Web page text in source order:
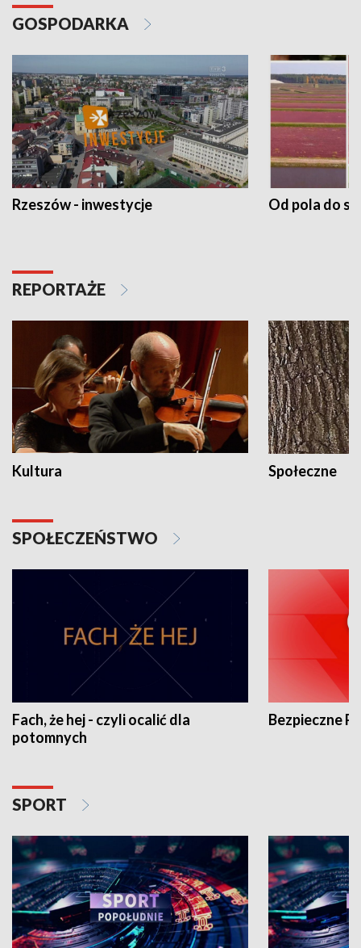
GOSPODARKA
Rzeszów - inwestycje Od pola do
REPORTAŻE
Kultura Społeczne
SPOŁECZEŃSTWO
Fach, że hej - czyli ocalić dla
potomnych
Bezpieczne
SPORT